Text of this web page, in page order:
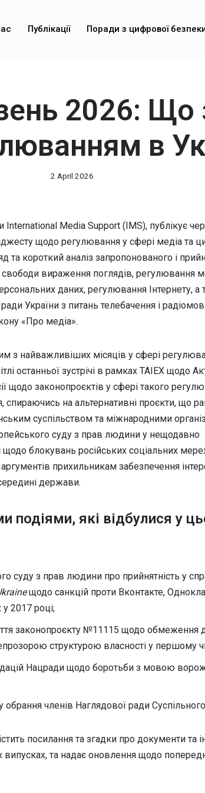
Публікації Поради з цифрової
2026: Що
в
2 April 2026
International Media Support (IMS), публікує
щодо регулювання у сфері медіа та
та короткий аналіз запропонованого і
вираження поглядів, регулювання
даних, регулювання Інтернету, а
ради України з питань телебачення і
«Про медіа».
з найважливіших місяців у сфері
останньої зустрічі в рамках TAIEX щодо
щодо законопроєктів у сфері такого
спираючись на альтернативні проєкти, що
суспільством та міжнародними
суду з прав людини у нещодавно
щодо блокувань російських соціальних
прихильникам забезпечення
держави.
подіями, які відбулися у
суду з прав людини про прийнятність у
щодо санкцій проти Вконтакте,
2017 році;
законопроєкту №11115 щодо обмеження
структурою власності у першому
Нацради щодо боротьби з мовою
членів Наглядової ради
посилання та згадки про документи та
випусках, та надає оновлення щодо